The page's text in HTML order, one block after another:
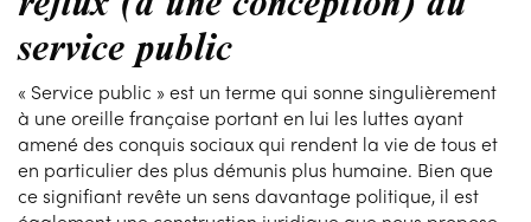
service public
« Service public » est un terme qui sonne singulièrement
à une oreille française portant en lui les luttes ayant
amené des conquis sociaux qui rendent la vie de tous et
en particulier des plus démunis plus humaine. Bien que
ce signifiant revête un sens davantage politique, il est